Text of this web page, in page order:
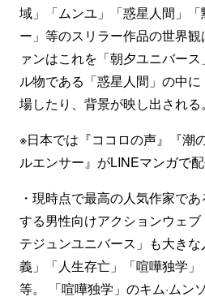
域」「ムンユ」「惑星人間」
ー」等のスリラー作品の世界
ァンはこれを「朝夕ユニバー
ル物である「惑星人間」の中
場したり、背景が映し出される。
※日本では『ココロの声』『潮
ルエンサー』がLINEマンガで
・現時点で最高の人気作家で
する男性向けアクションウェブ
テジュンユニバース」も大き
義」「人生存亡」「喧嘩独学」
等。 「喧嘩独学」のキム·ムン